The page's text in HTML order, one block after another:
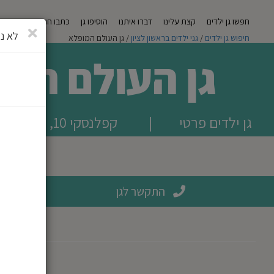
חפשו גן ילדים קצת עלינו דברו איתנו הוסיפו גן כתבו חוות דעת
חיפוש גן ילדים / גני ילדים בראשון לציון/ גן העולם המופלא
גן העולם
קפלנסקי 10, ראשון לציון | גן ילדים פרטי
התקשר לגן
סגירה
לא